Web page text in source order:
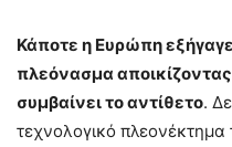
Κάποτε η Ευρώπη
πλεόνασμα
συμβαίνει το αντίθετο.
τεχνολογικό